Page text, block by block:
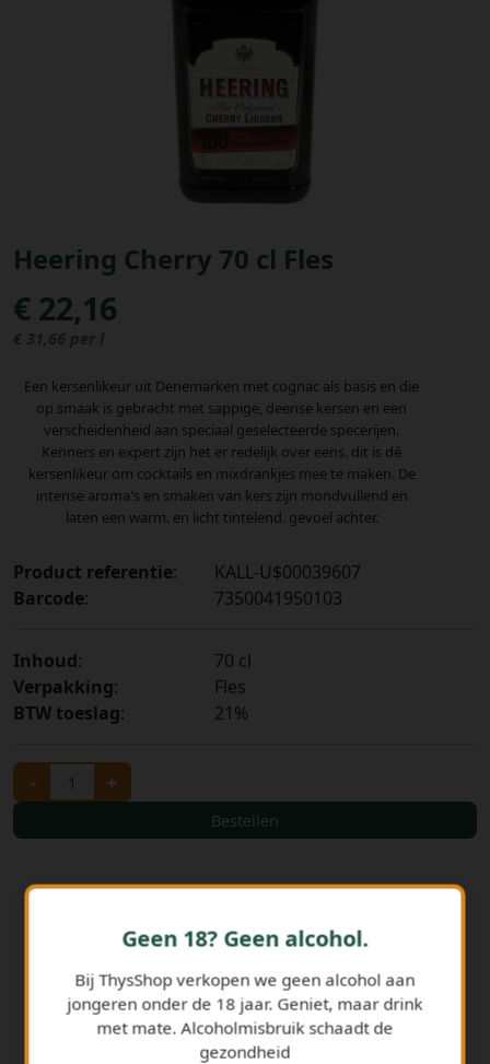
Heering Cherry 70 cl Fles
€ 22,16
€ 31,66 per l
Een kersenlikeur uit Denemarken met cognac als basis en die
op smaak is gebracht met sappige, deense kersen en een
verscheidenheid aan speciaal geselecteerde specerijen.
Kenners en expert zijn het er redelijk over eens. dit is dé
kersenlikeur om cocktails en mixdrankjes mee te maken. De
intense aroma's en smaken van kers zijn mondvullend en
laten een warm. en licht tintelend. gevoel achter.
Product referentie:
KALL-U$00039607
Barcode: 7350041950103
Inhoud:
70 cl
Verpakking:
Fles
BTW toeslag: 21%
- +
Bestellen
Geen 18? Geen alcohol.
Bij ThysShop verkopen we geen alcohol aan
jongeren onder de 18 jaar. Geniet, maar drink
met mate. Alcoholmisbruik schaadt de
gezondheid